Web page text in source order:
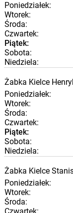
Poniedziałek:
Wtorek:
Środa:
Czwartek:
Piątek:
Sobota:
Niedziela:
Żabka Kielce
Poniedziałek:
Wtorek:
Środa:
Czwartek:
Piątek:
Sobota:
Niedziela:
Żabka Kielce
Poniedziałek:
Wtorek:
Środa: